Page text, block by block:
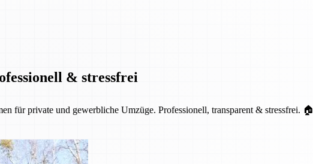
& stressfrei
für private und gewerbliche Umzüge. Professionell, transparent & stressfrei. 🏠